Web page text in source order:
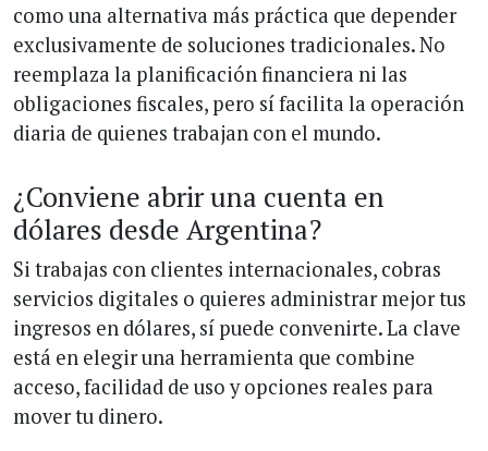
como una alternativa más práctica que depender
exclusivamente de soluciones tradicionales. No
reemplaza la planificación financiera ni las
obligaciones fiscales, pero sí facilita la operación
diaria de quienes trabajan con el mundo.
¿Conviene abrir una cuenta en
dólares desde Argentina?
Si trabajas con clientes internacionales, cobras
servicios digitales o quieres administrar mejor tus
ingresos en dólares, sí puede convenirte. La clave
está en elegir una herramienta que combine
acceso, facilidad de uso y opciones reales para
mover tu dinero.